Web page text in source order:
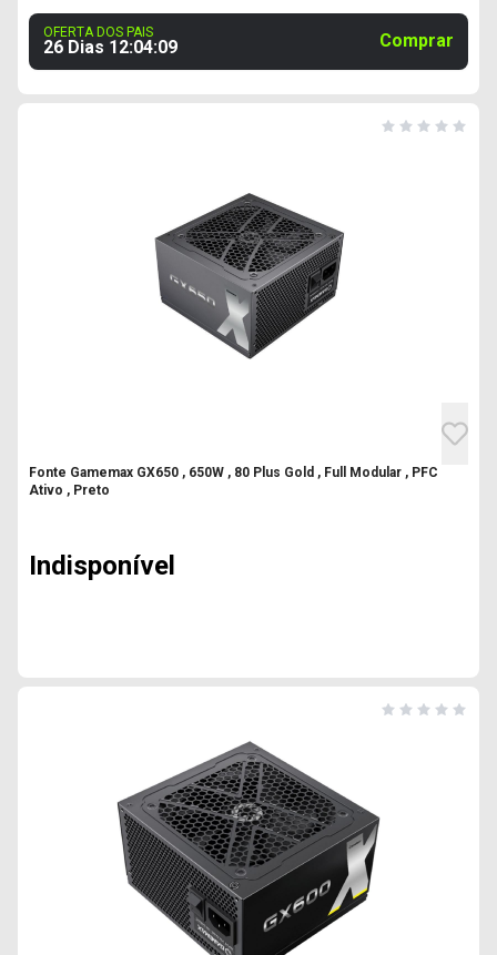
OFERTA DOS PAIS
26 Dias 12:04:08 Comprar
Fonte Gamemax GX650 , 650W , 80 Plus Gold , Full Modular , PFC
Ativo , Preto
Indisponível